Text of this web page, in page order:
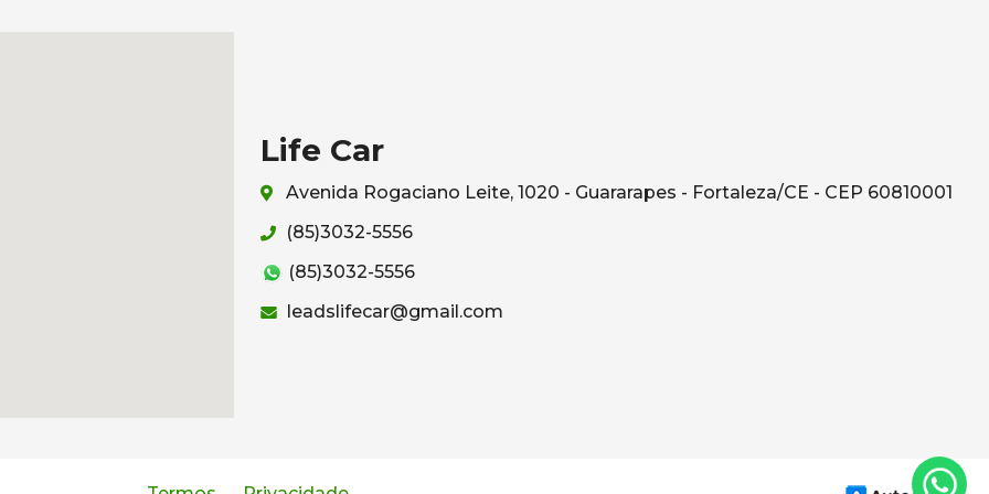
Life Car
Avenida Rogaciano Leite, 1020 - Guararapes - Fortaleza/CE - CEP 60810001
(85)3032-5556
(85)3032-5556
leadslifecar@gmail.com